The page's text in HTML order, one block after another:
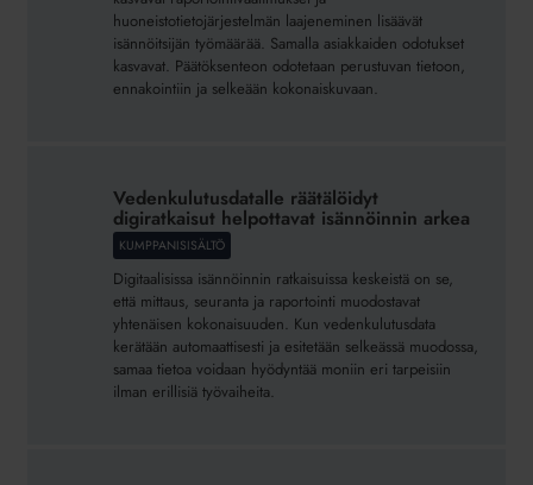
huoneistotietojärjestelmän laajeneminen lisäävät
isännöitsijän työmäärää. Samalla asiakkaiden odotukset
kasvavat. Päätöksenteon odotetaan perustuvan tietoon,
ennakointiin ja selkeään kokonaiskuvaan.
digiratkaisut helpottavat isännöinnin
Vedenkulutusdatalle räätälöidyt
digiratkaisut helpottavat isännöinnin arkea
KUMPPANISISÄLTÖ
Digitaalisissa isännöinnin ratkaisuissa keskeistä on se,
että mittaus, seuranta ja raportointi muodostavat
yhtenäisen kokonaisuuden. Kun vedenkulutusdata
kerätään automaattisesti ja esitetään selkeässä muodossa,
samaa tietoa voidaan hyödyntää moniin eri tarpeisiin
ilman erillisiä työvaiheita.